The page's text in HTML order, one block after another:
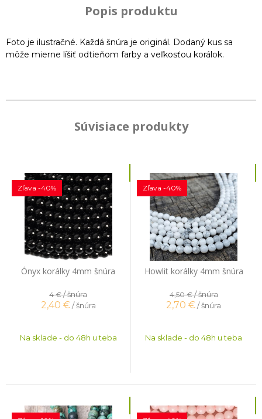
Popis produktu
Foto je ilustračné. Každá šnúra je originál. Dodaný kus sa
môže mierne líšiť odtieňom farby a veľkosťou korálok.
Súvisiace produkty
Ónyx korálky 4mm šnúra
Zľava -40%
4 €/ šnúra
2,40 € / šnúra
Na sklade - do 48h u teba
Howlit korálky 4mm šnúra
Zľava -40%
4,50 €/ šnúra
2,70 €/ šnúra
Na sklade - do 48h u teba